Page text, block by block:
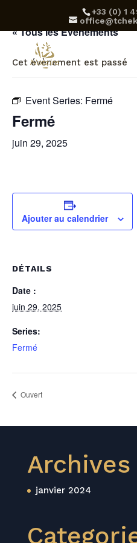
‪+33 (0) 1
« Tous les Évènements
Cet évènement est passé
Event Series: Fermé
Fermé
juin 29, 2025
Ajouter au calendrier
DÉTAILS
Date :
juin 29, 2025
Series:
Fermé
Ouvert
Archives
janvier 2024